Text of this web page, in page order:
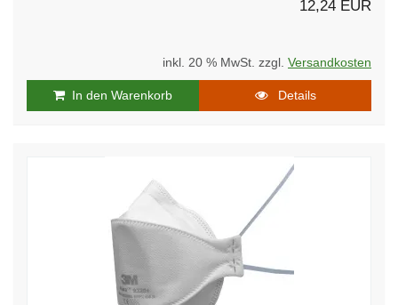
12,24 EUR
inkl. 20 % MwSt. zzgl. Versandkosten
In den Warenkorb Details